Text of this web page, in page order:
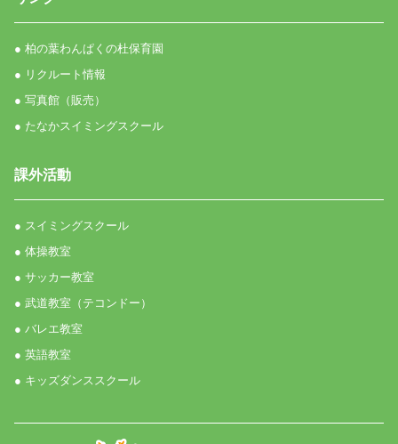
● 柏の葉わんぱくの杜保育園
● リクルート情報
● 写真館（販売）
● たなかスイミングスクール
課外活動
● スイミングスクール
● 体操教室
● サッカー教室
● 武道教室（テコンドー）
● バレエ教室
● 英語教室
● キッズダンススクール